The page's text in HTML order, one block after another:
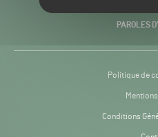
PAROLES
Politique de
Conditions